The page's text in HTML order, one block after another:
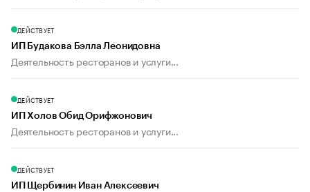
ДЕЙСТВУЕТ
ИП Будакова Бэлла Леонидовна
Деятельность ресторанов и услуги...
ДЕЙСТВУЕТ
ИП Холов Обид Орифжонович
Деятельность ресторанов и услуги...
ДЕЙСТВУЕТ
ИП Щербинин Иван Алексеевич